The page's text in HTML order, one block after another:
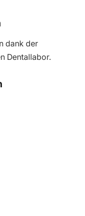
dank der
Dentallabor.